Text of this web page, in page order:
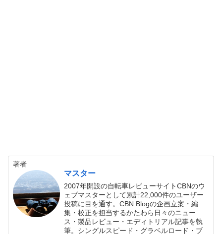
著者
マスター
2007年開設の自転車レビューサイトCBNのウ
ェブマスターとして累計22,000件のユーザー
投稿に目を通す。CBN Blogの企画立案・編
集・校正を担当するかたわら日々のニュー
ス・製品レビュー・エディトリアル記事を執
筆。シングルスピード・グラベルロード・ブ